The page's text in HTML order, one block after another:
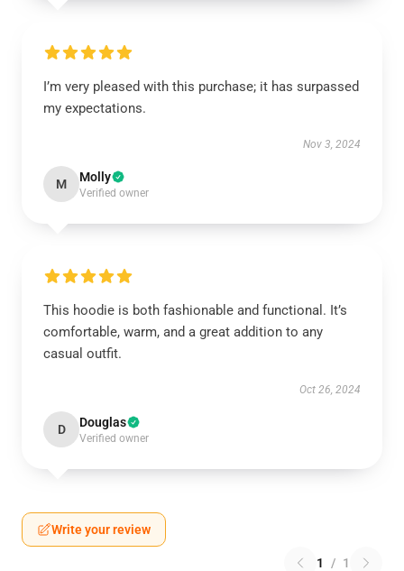
I’m very pleased with this purchase; it has surpassed
my expectations.
Nov 3, 2024
M Molly
Verified owner
This hoodie is both fashionable and functional. It’s
comfortable, warm, and a great addition to any
casual outfit.
Oct 26, 2024
D Douglas
Verified owner
Write your review
1 / 1